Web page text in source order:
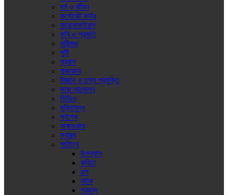
ধর্ম ও জীবন
কর্পোরেট কর্নার
করোনাভাইরাস
কৃষি ও প্রকৃতি
নারীমঞ্চ
পুষ্টি
প্রবাস
বাজারদর
বিজ্ঞান ও তথ্য প্রযুক্তি
ভাষা আন্দোলন
ভিডিও
মুক্তিযুদ্ধ
সর্বশেষ
সাক্ষাৎকার
স্বাস্থ্য
সাহিত্য
উপন্যাস
কবিতা
গল্প
নাটক
প্রবন্ধ